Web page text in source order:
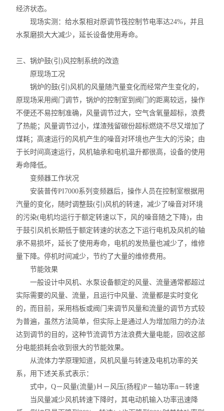
不锈钢常压反应釜
经济状态。
现场实测：给水泵相对原调节筏控制节电率达24%，并且
水泵磨损大大减少，延长设备使用寿命。
三、锅炉鼓(引)风控制系统的改造
原现场工况
锅炉的鼓(引)风机的风量随汽量变化而经常产生变化的，
原现场采用阀门调节，锅炉的控制室到阀门的距离较远，操作
不便还不易控制准确，风量调节过大，空气含氧量超标，浪费
了热能；风量调节过小，煤渣残留碳份超标燃烧不尽又增加了
煤耗；高速运行的风机产生的噪音对环境也产生大的污染；由
于长时间高速运行，风机轴承和电机温升都很高，设备的使用
寿命降低。
变频器工作状况
安装普传PI7000系列变频器后，操作人员在控制室根据用
汽量的变化，随时调整鼓(引)风机的转速，减少了噪音对环境
的污染(电机均运行于额定转速以下，风的噪音随之下降)，由
于鼓引风机长期低于额定转速的状态之下运行电机及风机的轴
承不易损坏，延长了使用寿命，电机的发热量也减少了，维修
量下降。停机时间减少，节约了大量的维修费用。
节能效果
一般设计中风机、水泵设备额定的风量、流量通常都超过
实际需要的风量、流量，且运行中风量、流量都是实时变化
的，而目前，采用档板或阀门来调节风量和流量的调节方式较
为普遍，虽然方法简单，但实际上是通过人为增加阻力的办法
达到调节的目的，这种节流调节方法浪费大量电能，回收这部
分电能损耗会收到很大的节能效果。
从流体力学原理知道，风机风量与转速及电机功率的关
系，用下述关系式表示：
式中，Q－风量(流量)Ｈ－风压(扬程)P－轴功率n－转速
当风量减少风机转速下降时，其电动机输入功率迅速降